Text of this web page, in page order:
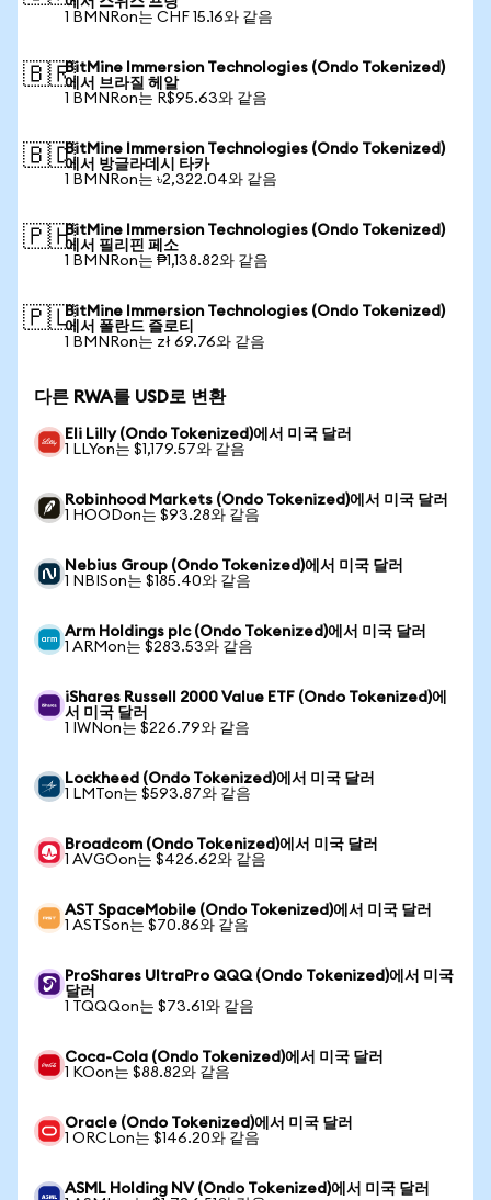
1 BMNRon는 CHF 15.16와 같음
🇧🇷BitMine Immersion Technologies (Ondo Tokenized)
에서 브라질 헤알
1 BMNRon는 R$95.63와 같음
🇧🇩BitMine Immersion Technologies (Ondo Tokenized)
에서 방글라데시 타카
1 BMNRon는 ৳2,322.04와 같음
🇵🇭BitMine Immersion Technologies (Ondo Tokenized)
에서 필리핀 페소
1 BMNRon는 ₱1,138.82와 같음
🇵🇱BitMine Immersion Technologies (Ondo Tokenized)
에서 폴란드 즐로티
1 BMNRon는 zł 69.76와 같음
다른 RWA를 USD로 변환
Eli Lilly (Ondo Tokenized)에서 미국 달러
1 LLYon는 $1,179.57와 같음
Robinhood Markets (Ondo Tokenized)에서 미국 달러
1 HOODon는 $93.28와 같음
Nebius Group (Ondo Tokenized)에서 미국 달러
1 NBISon는 $185.40와 같음
Arm Holdings plc (Ondo Tokenized)에서 미국 달러
1 ARMon는 $283.53와 같음
iShares Russell 2000 Value ETF (Ondo Tokenized)에
서 미국 달러
1 IWNon는 $226.79와 같음
Lockheed (Ondo Tokenized)에서 미국 달러
1 LMTon는 $593.87와 같음
Broadcom (Ondo Tokenized)에서 미국 달러
1 AVGOon는 $426.62와 같음
AST SpaceMobile (Ondo Tokenized)에서 미국 달러
1 ASTSon는 $70.86와 같음
ProShares UltraPro QQQ (Ondo Tokenized)에서 미국
달러
1 TQQQon는 $73.61와 같음
Coca-Cola (Ondo Tokenized)에서 미국 달러
1 KOon는 $88.82와 같음
Oracle (Ondo Tokenized)에서 미국 달러
1 ORCLon는 $146.20와 같음
ASML Holding NV (Ondo Tokenized)에서 미국 달러